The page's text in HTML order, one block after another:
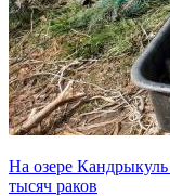
На озере
тысяч раков